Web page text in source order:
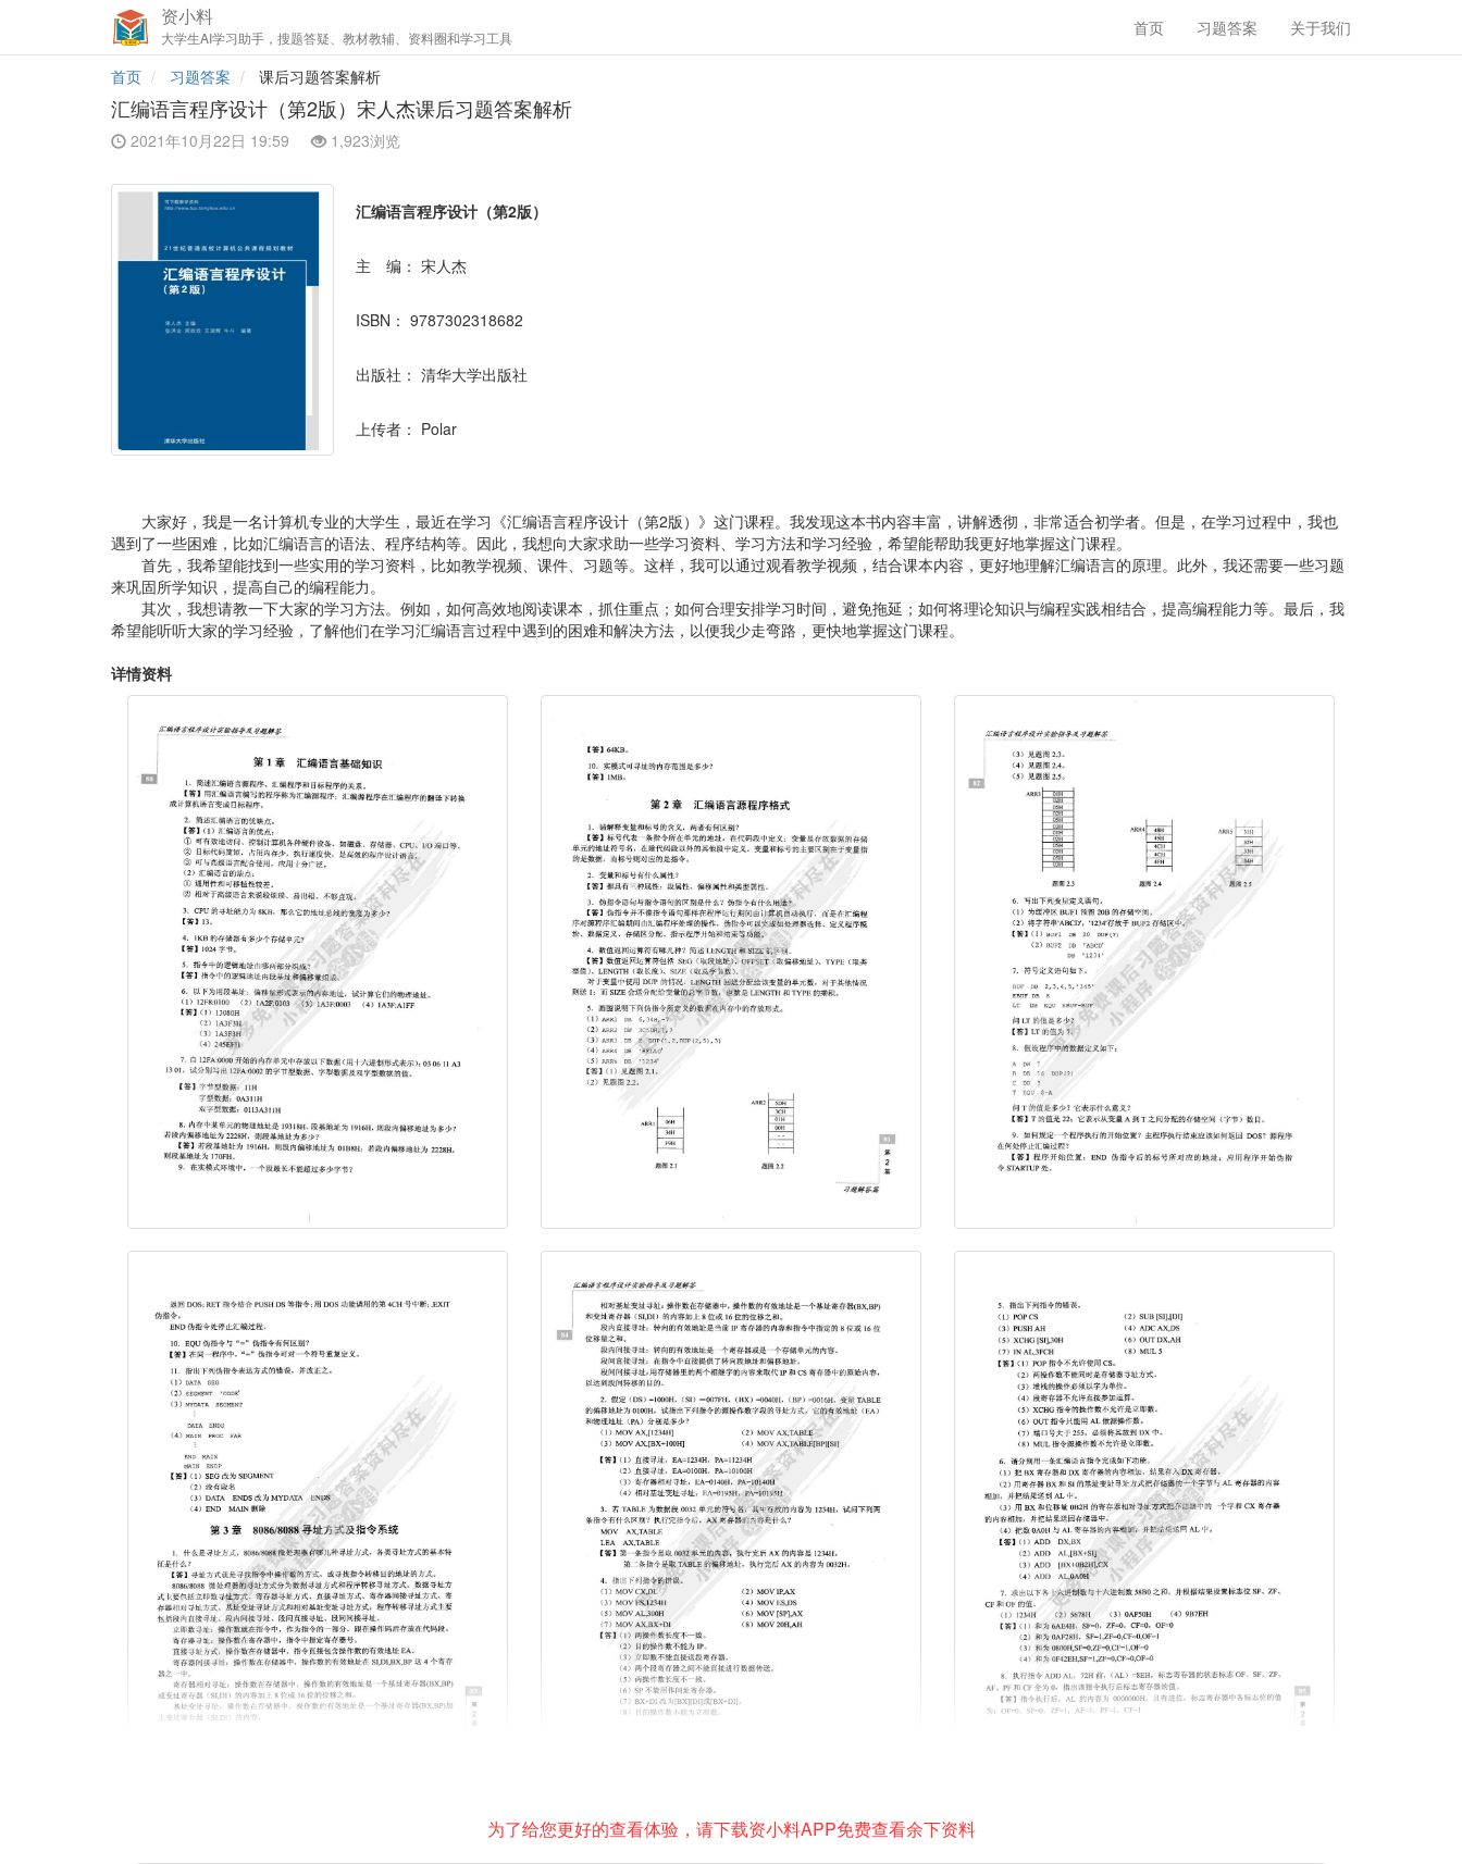
资小料
大学生AI学习助手，搜题答疑、教材教辅、资料圈和学习工具 首页 习题答案 关于我们
首页 习题答案 课后习题答案解析
汇编语言程序设计（第2版）宋人杰课后习题答案解析
2021年10月22日 19:59 1,923浏览
汇编语言程序设计（第2版）
主 编： 宋人杰
ISBN： 9787302318682
出版社： 清华大学出版社
上传者： Polar
大家好，我是一名计算机专业的大学生，最近在学习《汇编语言程序设计（第2版）》这门课程。我发现这本书内容丰富，讲解透彻，非常适合初学者。但是，在学习过程中，我也
遇到了一些困难，比如汇编语言的语法、程序结构等。因此，我想向大家求助一些学习资料、学习方法和学习经验，希望能帮助我更好地掌握这门课程。
首先，我希望能找到一些实用的学习资料，比如教学视频、课件、习题等。这样，我可以通过观看教学视频，结合课本内容，更好地理解汇编语言的原理。此外，我还需要一些习题
来巩固所学知识，提高自己的编程能力。
其次，我想请教一下大家的学习方法。例如，如何高效地阅读课本，抓住重点；如何合理安排学习时间，避免拖延；如何将理论知识与编程实践相结合，提高编程能力等。最后，我
希望能听听大家的学习经验，了解他们在学习汇编语言过程中遇到的困难和解决方法，以便我少走弯路，更快地掌握这门课程。
详情资料
为了给您更好的查看体验，请下载资小料APP免费查看余下资料